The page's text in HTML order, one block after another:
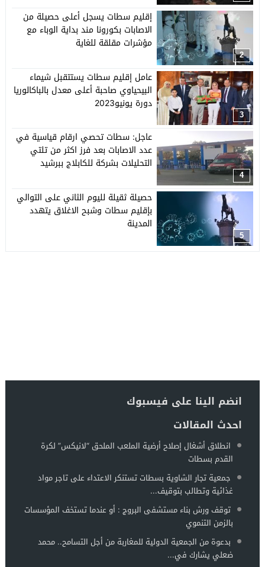
2
إقليم سطات يسجل أعلى حصيلة من
الاصابات بكورونا مند بداية الوباء مع
مؤشرات مقلقة للغاية
3
عامل إقليم سطات يستتقبل شيماء
البيحياوي صاحبة أعلى معدل بالباكالوريا
دورة يونيو2023
4
عاجل: سطات تحصي ارقام قياسية في
عدد الاصابات بعد فرز اكثر من تلتي
التحليلات بشركة للكابلاج ببرشيد
5
حصيلة ثقيلة لليوم الثاني على التوالي
بإقليم سطات وشبح الاغلاق يتهدد
المدينة
انضم الينا على فيسبوك
احدث المقالات
انطلاق أشغال إصلاح أرضية الملعب الملحق “لانيكس” لكرة
القدم بسطات
جمعية تجار الشاوية بسطات تستنكر الاعتداء على تاجر مواد
غذائية وتطالب بتوقيف...
توقف ورش بناء مستشفى البروج : أو عندما تستخف المؤسسات
بالزمن التنموي
بدعوة من الجمعية الدولية للمغاربة من أجل التسامح.. محمد
ضعلي يشارك في...